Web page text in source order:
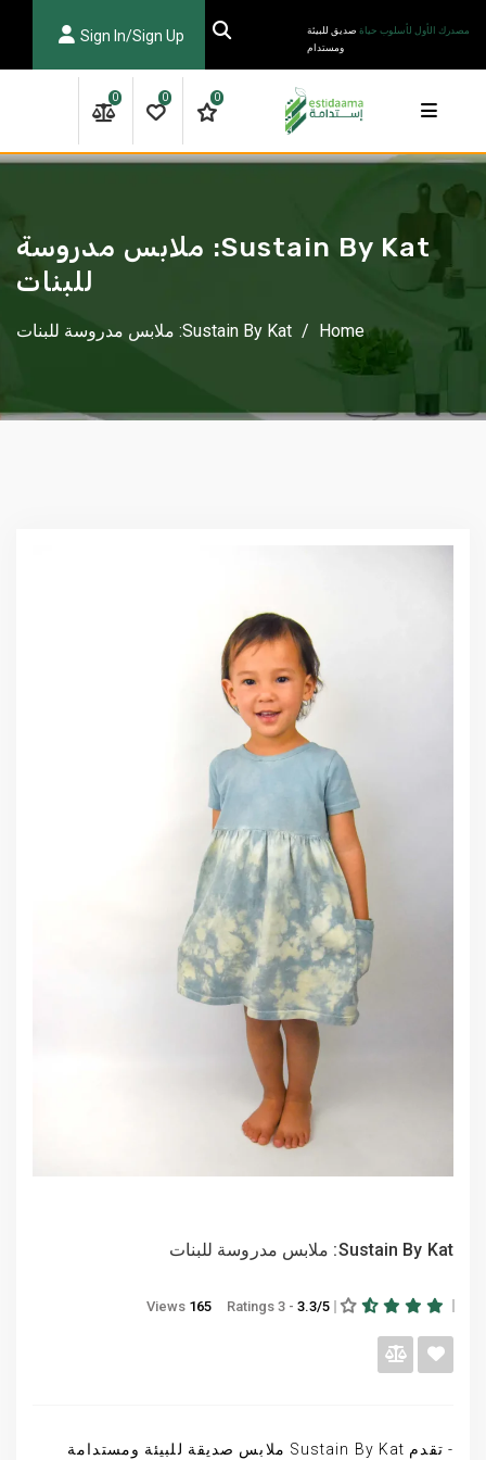
مصدرك الأول لأسلوب حياة صديق للبيئة
ومستدام
Sign In/Sign Up
0
0
0
Sustain By Kat: ملابس مدروسة
للبنات
Home
/ Sustain By Kat: ملابس مدروسة للبنات
Sustain By Kat: ملابس مدروسة للبنات
3.3/5
- 3 Ratings
165
- تقدم Sustain By Kat ملابس صديقة للبيئة ومستدامة